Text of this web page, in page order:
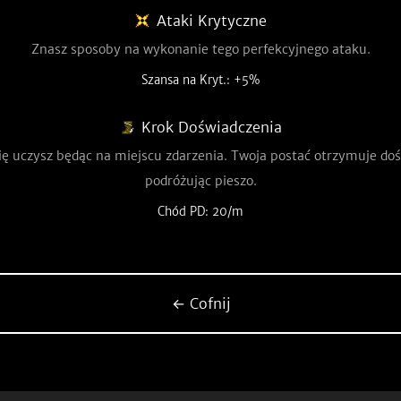
Ataki Krytyczne
Znasz sposoby na wykonanie tego perfekcyjnego ataku.
Szansa na Kryt.: +5%
Krok Doświadczenia
uczysz będąc na miejscu zdarzenia. Twoja postać otrzymuje
podróżując pieszo.
Chód PD: 20/m
← Cofnij